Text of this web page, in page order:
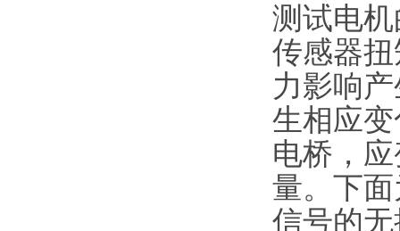
测试电
传感器
力影响
生相应
电桥，
量。下
信号的